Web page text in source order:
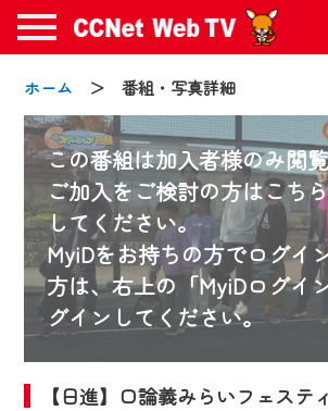
ホーム ＞ 番組・写真詳細
この番組は加入者様のみ閲
ご加入をご検討の方はこち
してください。
MyiDをお持ちの方でログイ
方は、右上の「MyiDログイ
グインしてください。
【日進】口論義みらいフェステ
お知らせ
2024/09/02
動画配信サービス『CCNet
年9月24日からリニューアルしま